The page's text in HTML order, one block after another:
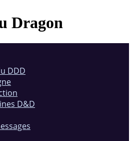
Dragon
DDD
D&D